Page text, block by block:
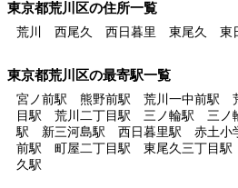
東京都荒川区の住所一覧
荒川 西尾久 西日暮里 東尾久 東
東京都荒川区の最寄駅一覧
宮ノ前駅 熊野前駅 荒川一中前駅
目駅 荒川二丁目駅 三ノ輪駅 三
駅 新三河島駅 西日暮里駅 赤土小
前駅 町屋二丁目駅 東尾久三丁目
久駅